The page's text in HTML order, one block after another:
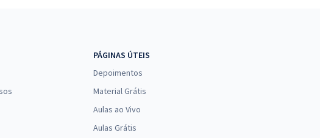
PÁGINAS ÚTEIS
Depoimentos
Material Grátis
Aulas ao Vivo
Aulas Grátis